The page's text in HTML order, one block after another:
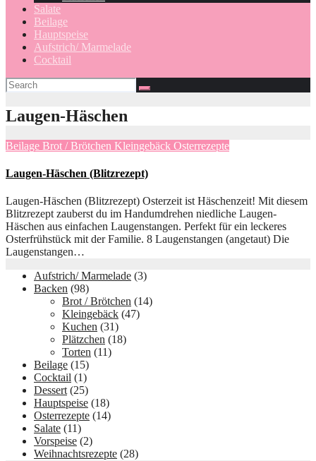
Salate
Beilage
Hauptspeise
Aufstrich/ Marmelade
Cocktail
Laugen-Häschen
Beilage Brot / Brötchen Kleingebäck Osterrezepte
Laugen-Häschen (Blitzrezept)
Laugen-Häschen (Blitzrezept) Osterzeit ist Häschenzeit! Mit diesem
Blitzrezept zauberst du im Handumdrehen niedliche Laugen-
Häschen aus einfachen Laugenstangen. Perfekt für ein leckeres
Osterfrühstück mit der Familie. 8 Laugenstangen (angetaut) Die
Laugenstangen…
Aufstrich/ Marmelade (3)
Backen (98)
Brot / Brötchen (14)
Kleingebäck (47)
Kuchen (31)
Plätzchen (18)
Torten (11)
Beilage (15)
Cocktail (1)
Dessert (25)
Hauptspeise (18)
Osterrezepte (14)
Salate (11)
Vorspeise (2)
Weihnachtsrezepte (28)